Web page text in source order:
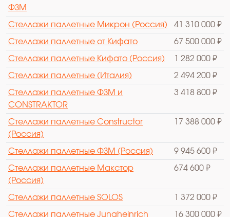
ФЗМ
Стеллажи паллетные Микрон (Россия) 41 310 000 ₽
Стеллажи паллетные от Кифато 67 500 000 ₽
Стеллажи паллетные Кифато (Россия) 1 282 000 ₽
Стеллажи паллетные (Италия) 2 494 200 ₽
Стеллажи паллетные ФЗМ и
CONSTRAKTOR
3 418 800 ₽
Стеллажи паллетные Constructor
(Россия)
17 388 000 ₽
Стеллажи паллетные ФЗМ (Россия) 9 945 600 ₽
Стеллажи паллетные Макстор
(Россия)
674 600 ₽
Стеллажи паллетные SOLOS 1 372 000 ₽
Стеллажи паллетные Jungheinrich 16 300 000 ₽